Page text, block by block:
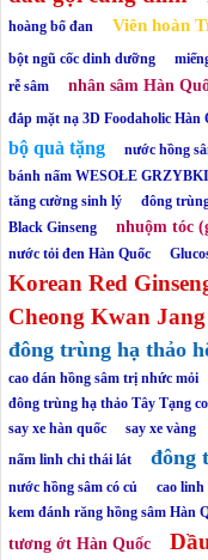
hoàng bổ đan
Viên hoàn
bột ngũ cốc dinh dưỡng
rễ sâm nhân sâm Hàn
đắp mặt nạ 3D Foodaholic Hàn
bộ quà tặng
nước hồng
bánh nấm WESOŁE
tăng cường sinh lý
đông
Black Ginseng
nhuộm tóc
nước tỏi đen Hàn Quốc
Korean Red
Cheong Kwan Jang
đông trùng hạ thảo
cao dán hồng sâm trị nhức mỏi
đông trùng hạ thảo Tây Tạng
say xe hàn quốc
say xe vàng
nấm linh chi thái lát
đông
nước hồng sâm có củ cao linh
kem đánh răng hồng sâm Hàn
tương ớt Hàn Quốc